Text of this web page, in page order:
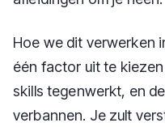
Hoe we dit verwerken
één factor uit te
skills tegenwerkt, en
verbannen. Je zult